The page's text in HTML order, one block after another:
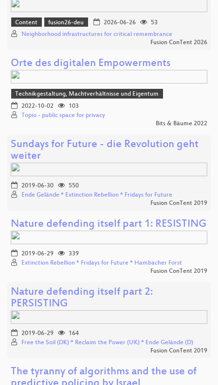
Content fusion26-deu 2026-06-26
53
Neighborhood infrastructures for critical remembrance
Fusion ConTent 2026
Orte des digitalen Empowerments
Technikgestaltung, Machtverhältnisse und Eigentum
2022-10-02
103
Topio - public space for privacy
Bits & Bäume 2022
Sundays for Future - die Revolution geht
weiter
2019-06-30
550
Ende Gelände * Extinction Rebellion * Fridays for Future
Fusion ConTent 2019
Nature defending itself part 1: RESISTING
2019-06-29
339
Extinction Rebellion * Fridays for Future * Hambacher Forst
Fusion ConTent 2019
Nature defending itself part 2:
PERSISTING
2019-06-29
164
Free the Soil (DK) * Reclaim the Power (UK) * Ende Gelände (D)
Fusion ConTent 2019
The tyranny of algorithms and the use of